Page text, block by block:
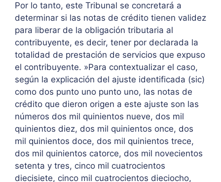
Por lo tanto, este Tribunal se concretará a
determinar si las notas de crédito tienen validez
para liberar de la obligación tributaria al
contribuyente, es decir, tener por declarada la
totalidad de prestación de servicios que expuso
el contribuyente. »Para contextualizar el caso,
según la explicación del ajuste identificada (sic)
como dos punto uno punto uno, las notas de
crédito que dieron origen a este ajuste son las
números dos mil quinientos nueve, dos mil
quinientos diez, dos mil quinientos once, dos
mil quinientos doce, dos mil quinientos trece,
dos mil quinientos catorce, dos mil novecientos
setenta y tres, cinco mil cuatrocientos
diecisiete, cinco mil cuatrocientos dieciocho,